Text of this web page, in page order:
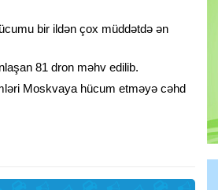
bir ildən çox müddətdə ən
81 dron məhv edilib.
Moskvaya hücum etməyə cəhd